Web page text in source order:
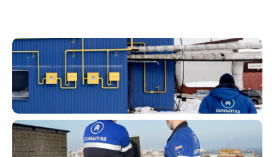
Газификация объектов
любой сложности
Техническое обслуживание,